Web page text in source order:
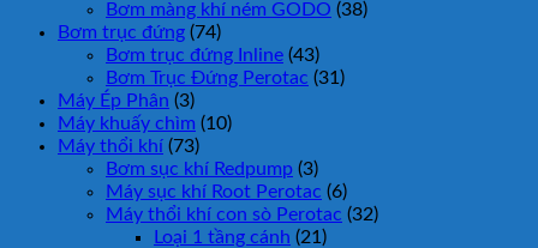
Bơm màng khí ném GODO (38)
Bơm trục đứng (74)
Bơm trục đứng Inline (43)
Bơm Trục Đứng Perotac (31)
Máy Ép Phân (3)
Máy khuấy chìm (10)
Máy thổi khí (73)
Bơm sục khí Redpump (3)
Máy sục khí Root Perotac (6)
Máy thổi khí con sò Perotac (32)
Loại 1 tầng cánh (21)